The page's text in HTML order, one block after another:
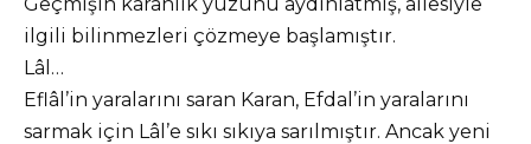
ilgili bilinmezleri çözmeye başlamıştır.
Lâl…
Eflâl’in yaralarını saran Karan, Efdal’in yaralarını
sarmak için Lâl’e sıkı sıkıya sarılmıştır. Ancak yeni